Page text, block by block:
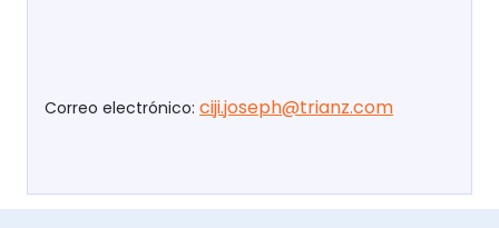
Correo electrónico: ciji.joseph@trianz.com